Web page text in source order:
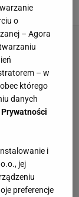
o
– Agora
– w
którego
danych
i
jej
preferencje